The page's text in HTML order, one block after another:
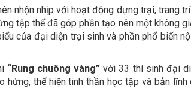
nhộn nhịp với hoạt động dựng trại, trang
tập thể đã góp phần tạo nên một không
của đại diện trại sinh và phần phổ biến
“Rung chuông vàng” với 33 thí sinh đại
hứng, thể hiện tinh thần học tập và bản